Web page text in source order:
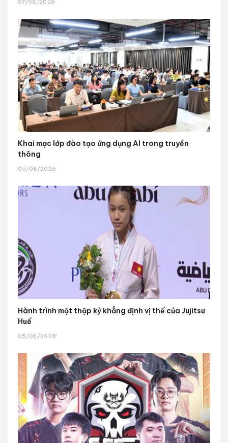
07/08/2026
Khai mạc lớp đào tạo ứng dụng AI trong truyền
thông
05/08/2026
Hành trình một thập kỷ khẳng định vị thế của Jujitsu
Huế
05/08/2026